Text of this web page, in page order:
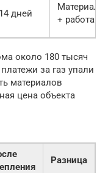
дней
Материалы
+ работа
около 180 тысяч
за газ упали
материалов
цена объекта
Разница